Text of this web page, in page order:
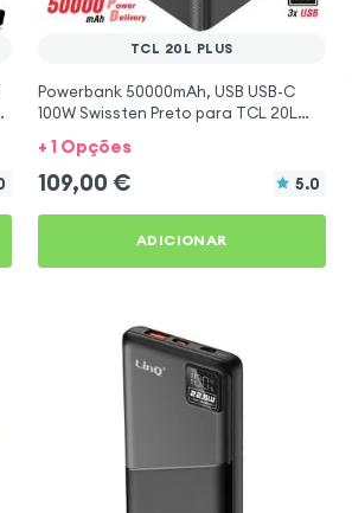
TCL 20L PLUS
Powerbank 50000mAh, USB USB-C
100W Swissten Preto para TCL 20L
+ 1 Opções
109,00 € 5.0
ADICIONAR